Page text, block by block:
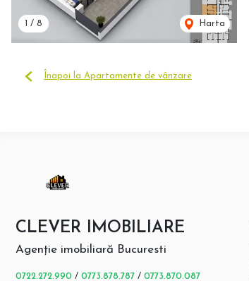
/ 8 Harta
Înapoi la Apartamente de vânzare
CLEVER IMOBILIARE
Agenție imobiliară Bucuresti
0722.272.990 / 0773.878.787 / 0773.870.087